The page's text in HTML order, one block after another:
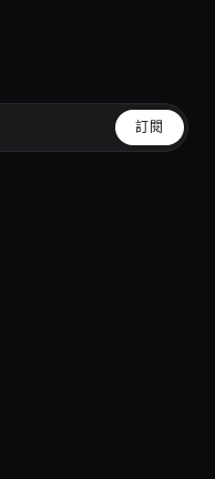
訂閱